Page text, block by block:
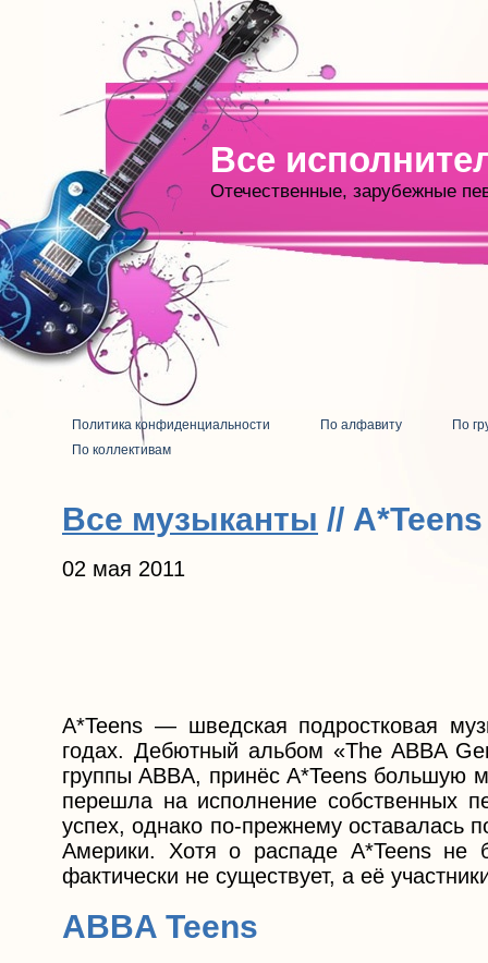
Все
Отечественные, зарубежные
Политика конфиденциальности По алфавиту
По
По коллективам
Все музыканты // A*Teens
02 мая 2011
A*Teens — шведская подростковая
годах. Дебютный альбом «The ABBA
группы ABBA, принёс A*Teens большую
перешла на исполнение собственных
успех, однако по-прежнему оставалась
Америки. Хотя о распаде A*Teens не
фактически не существует, а её
ABBA Teens